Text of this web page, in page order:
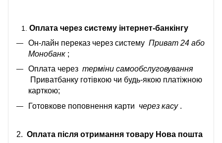
Оплата через систему інтернет-банкінгу
Он-лайн переказ через систему Приват 24 або
Монобанк ;
Оплата через терміни самообслуговування
Приватбанку готівкою чи будь-якою платіжною
карткою;
Готовкове поповнення карти через касу.
2. Оплата після отримання товару Нова пошта